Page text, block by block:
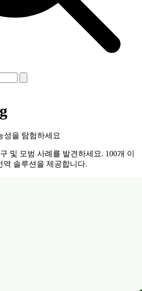
성을 탐험하세요
및 모범 사례를 발견하세요. 100개 이
역 솔루션을 제공합니다.